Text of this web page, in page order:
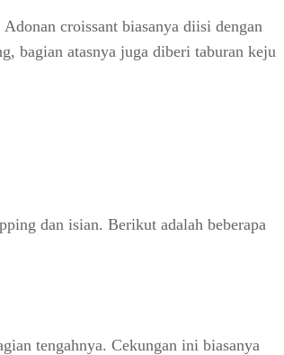
croissant biasanya diisi dengan
bagian atasnya juga diberi taburan keju
dan isian. Berikut adalah beberapa
tengahnya. Cekungan ini biasanya